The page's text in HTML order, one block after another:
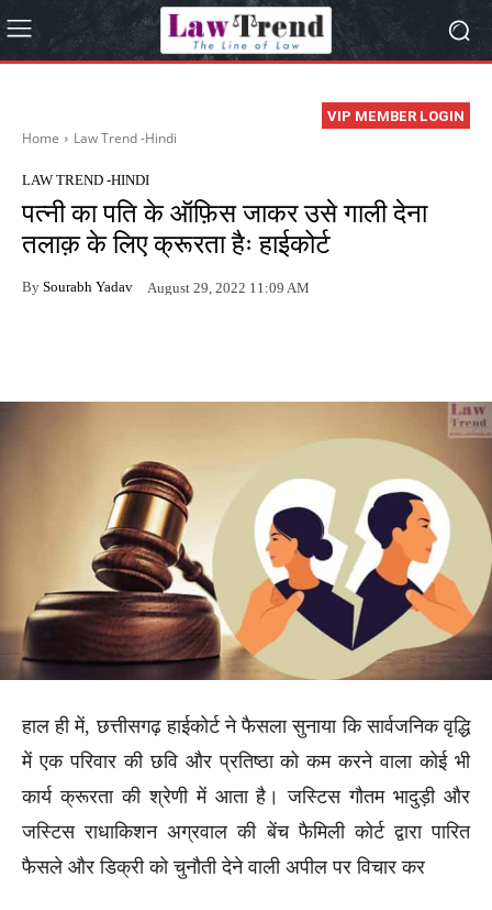
VIP MEMBER LOGIN
Home Law Trend -Hindi
LAW TREND -HINDI
पत्नी का पति के ऑफ़िस जाकर उसे गाली देना
तलाक़ के लिए क्रूरता हैः हाईकोर्ट
By Sourabh Yadav August 29, 2022 11:09 AM
हाल ही में, छत्तीसगढ़ हाईकोर्ट ने फैसला सुनाया कि सार्वजनिक वृद्धि
में एक परिवार की छवि और प्रतिष्ठा को कम करने वाला कोई भी
कार्य क्रूरता की श्रेणी में आता है। जस्टिस गौतम भादुड़ी और
जस्टिस राधाकिशन अग्रवाल की बेंच फैमिली कोर्ट द्वारा पारित
फैसले और डिक्री को चुनौती देने वाली अपील पर विचार कर